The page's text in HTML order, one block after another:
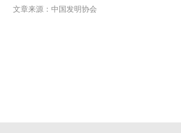
文章来源：中国发明协会